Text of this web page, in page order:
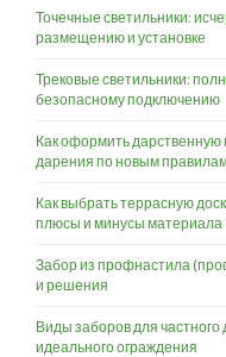
Точечные светильники:
размещению и установке
Трековые светильники:
безопасному подключению
Как оформить дарственную
дарения по новым
Как выбрать террасную
плюсы и минусы материала
Забор из профнастила
и решения
Виды заборов для
идеального ограждения